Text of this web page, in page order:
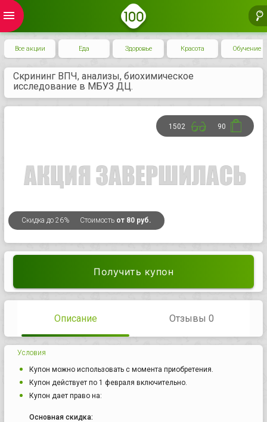
menu
Все акции Еда Здоровье Красота Обучение
Скрининг ВПЧ, анализы, биохимическое
исследование в МБУЗ ДЦ.
Скидка до 26% Стоимость от 80 руб.
1502 90
Получить купон
Описание Отзывы 0
Условия
Купон можно использовать с момента приобретения.
Купон действует по 1 февраля включительно.
Купон дает право на:
Основная скидка: